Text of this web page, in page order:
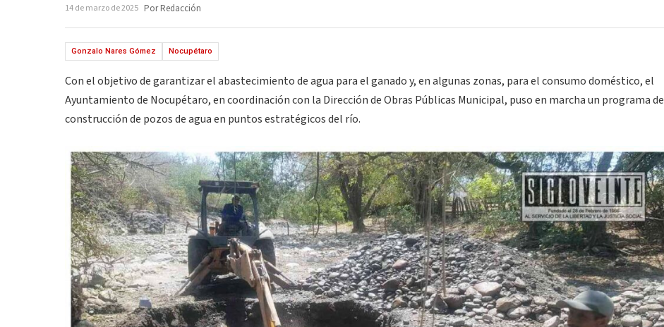
14 de marzo de 2025 Por Redacción
Gonzalo Nares Gómez Nocupétaro
Con el objetivo de garantizar el abastecimiento de agua para el ganado y, en algunas zonas, para el consumo doméstico, el
Ayuntamiento de Nocupétaro, en coordinación con la Dirección de Obras Públicas Municipal, puso en marcha un programa de
construcción de pozos de agua en puntos estratégicos del río.